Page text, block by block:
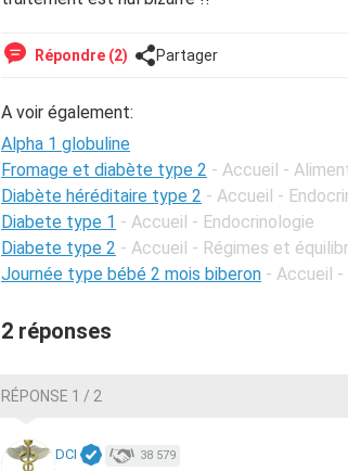
Répondre (2) Partager
A voir également:
Alpha 1 globuline
Fromage et diabète type 2 - Accueil -
Diabète héréditaire type 2 - Accueil -
Diabete type 1 - Accueil - Endocrinologie
Diabete type 2 - Accueil - Régimes et
Journée type bébé 2 mois biberon - Accueil -
2 réponses
RÉPONSE 1 / 2
DCI 38 579